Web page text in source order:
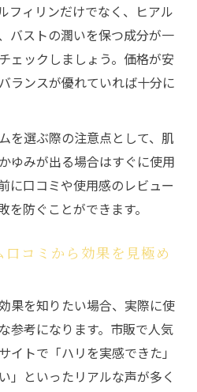
フィリンだけでなく、ヒアル
バストの潤いを保つ成分が一
ェックしましょう。価格が安
ランスが優れていれば十分に
を選ぶ際の注意点として、肌
ゆみが出る場合はすぐに使用
に口コミや使用感のレビュー
を防ぐことができます。
口コミから効果を見極め
果を知りたい場合、実際に使
参考になります。市販で人気
イトで「ハリを実感できた」
」といったリアルな声が多く